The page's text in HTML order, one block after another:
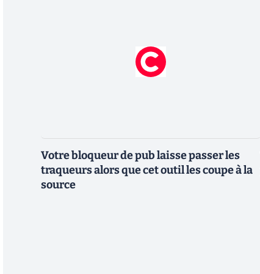
Votre bloqueur de pub laisse passer les
traqueurs alors que cet outil les coupe à la
source